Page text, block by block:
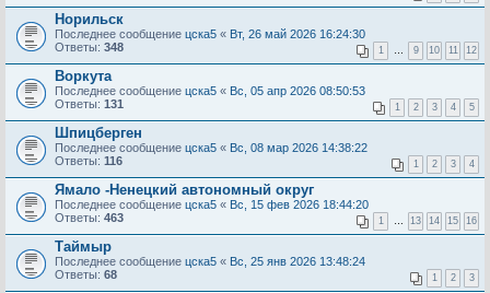
Норильск
Последнее сообщение цска5 « Вт, 26 май 2026 16:24:30
Ответы: 348 1 9 10 11 12
Воркута
Последнее сообщение цска5 « Вс, 05 апр 2026 08:50:53
Ответы: 131 1 2 3 4 5
Шпицберген
Последнее сообщение цска5 « Вс, 08 мар 2026 14:38:22
Ответы: 116 1 2 3 4
Ямало -Ненецкий автономный округ
Последнее сообщение цска5 « Вс, 15 фев 2026 18:44:20
Ответы: 463 1 13 14 15 16
Таймыр
Последнее сообщение цска5 « Вс, 25 янв 2026 13:48:24
Ответы: 68 1 2 3